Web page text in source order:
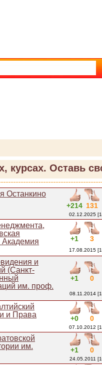
курсах. Оставь
Останкино
+214 131
02.12.2025
+1 3
17.08.2015
и
(Санкт-
им. проф.
+1 0
08.11.2014
и Права
+0 0
07.10.2012
им.
+1 0
24.05.2011